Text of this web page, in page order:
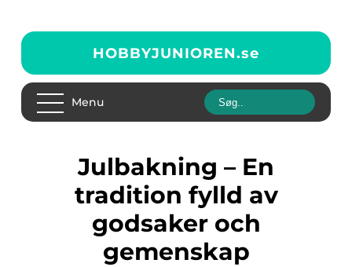
HOBBYJUNIOREN.se
Menu
Julbakning – En
tradition fylld av
godsaker och
gemenskap